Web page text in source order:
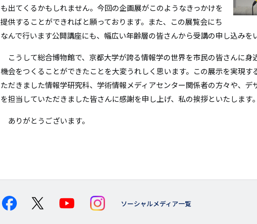
も出てくるかもしれません。今回の企画展がこのようなきっかけを
提供することができればと願っております。また、この展覧会にち
なんで行います公開講座にも、幅広い年齢層の皆さんから受講の申し込みを
こうして総合博物館で、京都大学が誇る情報学の世界を市民の皆さんに身
機会をつくることができたことを大変うれしく思います。この展示を実現す
ただきました情報学研究科、学術情報メディアセンター関係者の方々や、デ
を担当していただきました皆さんに感謝を申し上げ、私の挨拶といたします。
ありがとうございます。
ソーシャルメディア一覧